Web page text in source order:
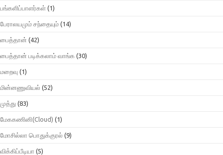
பங்களிப்பாளர்கள் (1)
பேராலயமும் சந்தையும் (14)
பைத்தான் (42)
பைத்தான் படிக்கலாம் வாங்க (30)
மறைவு (1)
மின்னணுவியல் (52)
முத்து (83)
மேககணினி(Cloud) (1)
மோசில்லா பொதுக்குரல் (9)
விக்கிப்பீடியா (5)